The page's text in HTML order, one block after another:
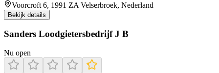
Voorcroft 6, 1991 ZA Velserbroek, Nederland
Bekijk details
Sanders Loodgietersbedrijf J B
Nu open